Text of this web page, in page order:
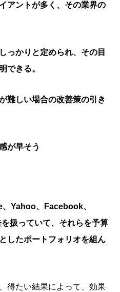
アントが多く、その業界の
っかりと定められ、その目
できる。
難しい場合の改善策の引き
が早そう
Yahoo、Facebook、
扱っていて、それらを予算
したポートフォリオを組ん
得たい結果によって、効果